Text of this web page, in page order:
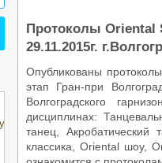
бальные танцы)
танцы)
танцы)
направления)
региона на 2018-
направления
направления
Протоколы Oriental
29.11.2015г.
Опубликованы
этап Гран-при
Волгоградского
дисциплинах:
танец,
классика, Oriental шоу,